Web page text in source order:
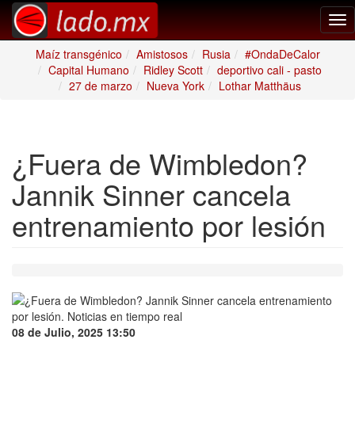
Maíz transgénico
Amistosos Rusia
#OndaDeCalor
Capital Humano
Ridley Scott
deportivo cali - pasto
27 de marzo
Nueva York Lothar Matthäus
¿Fuera de Wimbledon?
Jannik Sinner cancela
entrenamiento por lesión
08 de Julio, 2025 13:50